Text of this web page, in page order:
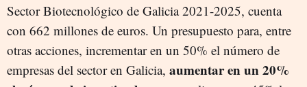
Sector Biotecnológico de Galicia 2021-2025, cuenta
con 662 millones de euros. Un presupuesto para, entre
otras acciones, incrementar en un 50% el número de
empresas del sector en Galicia, aumentar en un 20%